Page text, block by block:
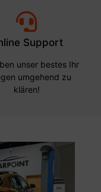
Support
unser bestes Ihr
umgehend zu
klären!